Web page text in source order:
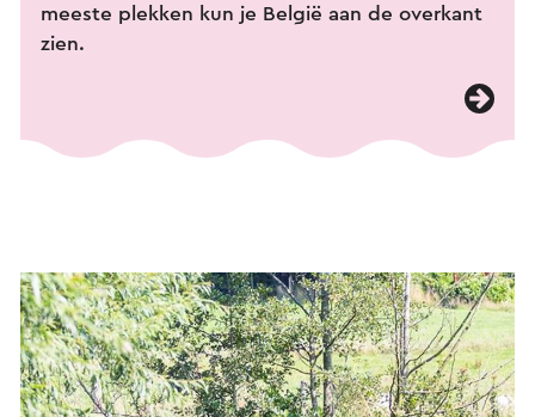
meeste plekken kun je België aan de overkant
zien.